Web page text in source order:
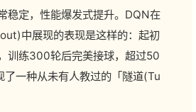
稳定，性能爆发式提升。DQN在
中展现的表现是这样的：起初
训练300轮后完美接球，超过50
了一种从未有人教过的「隧道(Tu